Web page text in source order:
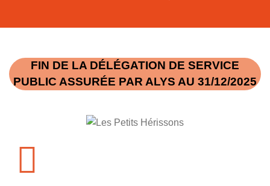
FIN DE LA DÉLÉGATION DE SERVICE
PUBLIC ASSURÉE PAR ALYS AU 31/12/2025